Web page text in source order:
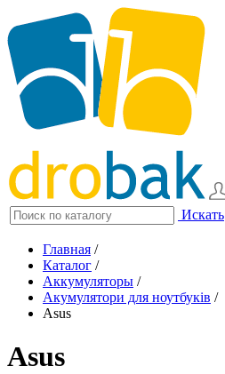
Искать
Главная /
Каталог /
Аккумуляторы /
Акумулятори для ноутбуків /
Asus
Asus